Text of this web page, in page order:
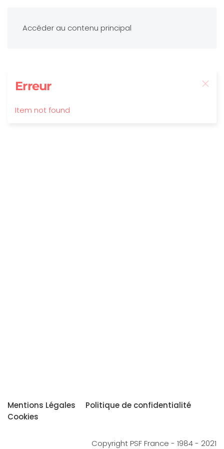
Accéder au contenu principal
Erreur
Item not found
Mentions Légales
Politique de confidentialité
Cookies
Copyright PSF France - 1984 - 2021